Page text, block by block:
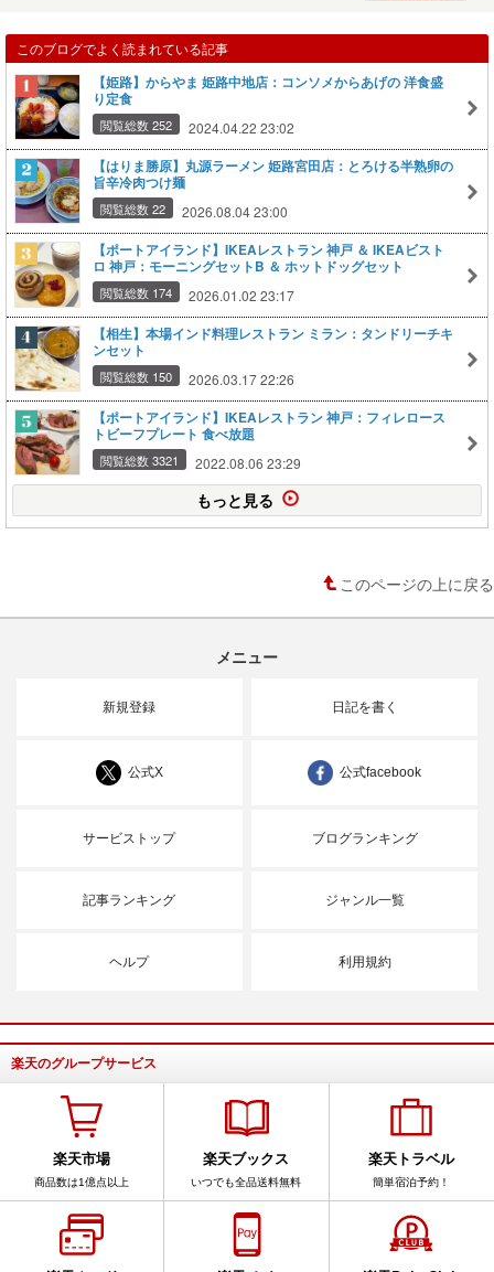
このブログでよく読まれている記事
【姫路】からやま 姫路中地店：コンソメからあげの 洋食盛
り定食
閲覧総数 252 2024.04.22 23:02
【はりま勝原】丸源ラーメン 姫路宮田店：とろける半熟卵の
旨辛冷肉つけ麺
閲覧総数 22 2026.08.04 23:00
【ポートアイランド】IKEAレストラン 神戸 ＆ IKEAビスト
ロ 神戸：モーニングセットB ＆ ホットドッグセット
閲覧総数 174 2026.01.02 23:17
【相生】本場インド料理レストラン ミラン：タンドリーチキ
ンセット
閲覧総数 150 2026.03.17 22:26
【ポートアイランド】IKEAレストラン 神戸：フィレロース
トビーフプレート 食べ放題
閲覧総数 3321 2022.08.06 23:29
もっと見る
このページの上に戻る
メニュー
新規登録 日記を書く
公式X 公式facebook
サービストップ ブログランキング
記事ランキング ジャンル一覧
ヘルプ 利用規約
楽天のグループサービス
楽天市場
商品数は1億点以上
楽天ブックス
いつでも全品送料無料
楽天トラベル
簡単宿泊予約！